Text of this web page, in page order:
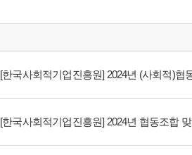
[한국사회적기업진흥원] 2024년 (사회적)협
[한국사회적기업진흥원] 2024년 협동조합